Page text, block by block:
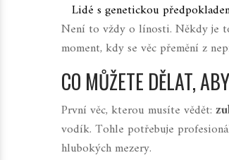
Lidé s genetickou
Není to vždy o línosti. Někdy je
moment, kdy se věc přemění z
CO MŮŽETE DĚLAT,
První věc, kterou musíte vědět:
vodík. Tohle potřebuje
hlubokých mezery.